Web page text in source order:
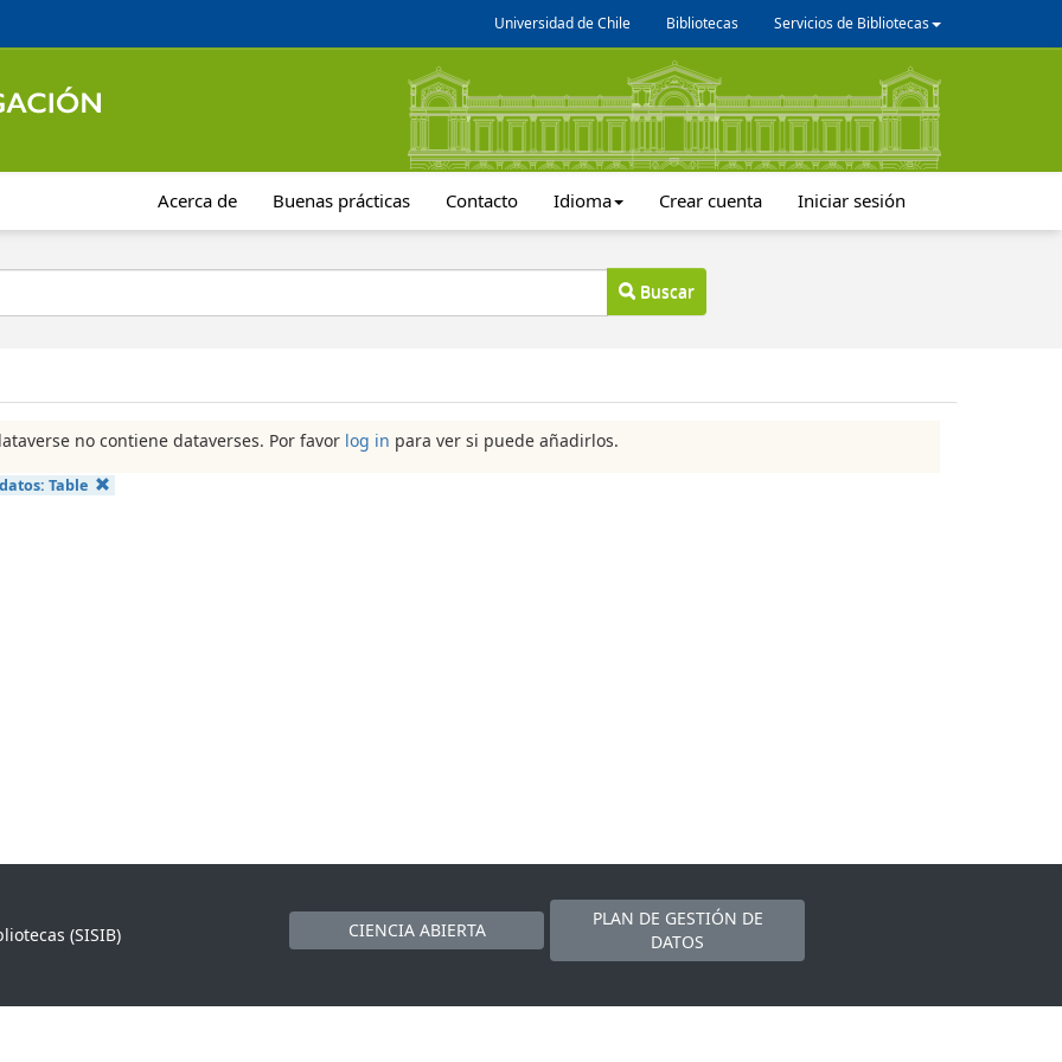
Universidad de Chile Bibliotecas Servicios de Bibliotecas
Acerca de Buenas prácticas Contacto Idioma Crear cuenta Iniciar sesión
Buscar
no contiene dataverses. Por favor log in para ver si puede añadirlos.
Table
(SISIB)
CIENCIA ABIERTA
PLAN DE GESTIÓN DE
DATOS